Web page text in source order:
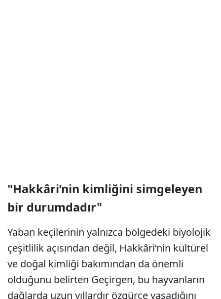
"Hakkâri’nin kimliğini simgeleyen
bir durumdadır"
Yaban keçilerinin yalnızca bölgedeki biyolojik
çeşitlilik açısından değil, Hakkâri’nin kültürel
ve doğal kimliği bakımından da önemli
olduğunu belirten Geçirgen, bu hayvanların
dağlarda uzun yıllardır özgürce yaşadığını